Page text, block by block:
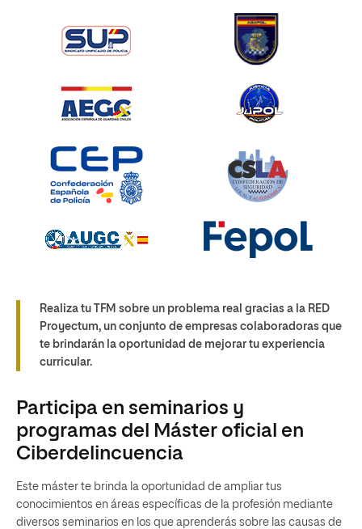
Realiza tu TFM sobre un problema real gracias a la RED
Proyectum, un conjunto de empresas colaboradoras que
te brindarán la oportunidad de mejorar tu experiencia
curricular.
Participa en seminarios y
programas del Máster oficial en
Ciberdelincuencia
Este máster te brinda la oportunidad de ampliar tus
conocimientos en áreas específicas de la profesión mediante
diversos seminarios en los que aprenderás sobre las causas de